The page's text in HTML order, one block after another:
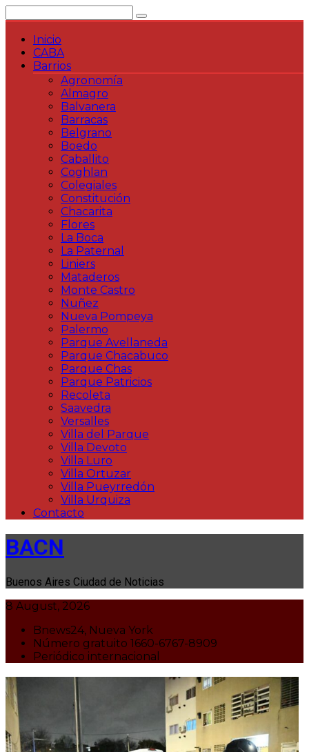
al
contenidoInicio
CABA
Barrios
Agronomía
Almagro
Balvanera
Barracas
Belgrano
Boedo
Caballito
Coghlan
Colegiales
Constitución
Chacarita
Flores
La Boca
La Paternal
Liniers
Mataderos
Monte Castro
Nuñez
Nueva Pompeya
Palermo
Parque Avellaneda
Parque Chacabuco
Parque Chas
Parque Patricios
Recoleta
Saavedra
Versalles
Villa del Parque
Villa Devoto
Villa Luro
Villa Ortuzar
Villa Pueyrredón
Villa Urquiza
Contacto
BACN
Buenos Aires Ciudad de Noticias
8 August, 2026
Bnews24, Nueva York
Número gratuito 1660-6767-8909
Periódico internacional